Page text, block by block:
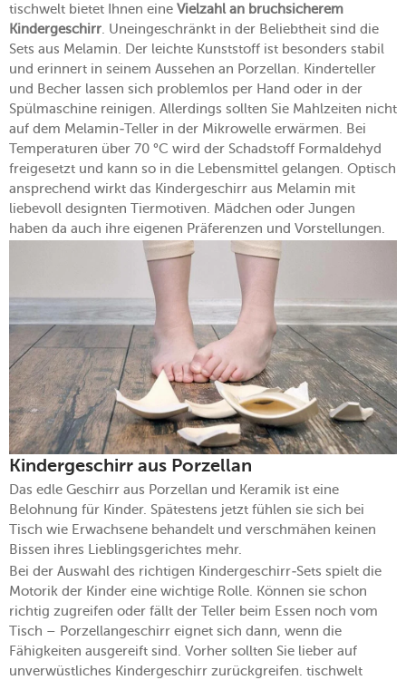
tischwelt bietet Ihnen eine Vielzahl an bruchsicherem
Kindergeschirr. Uneingeschränkt in der Beliebtheit sind die
Sets aus Melamin. Der leichte Kunststoff ist besonders stabil
und erinnert in seinem Aussehen an Porzellan. Kinderteller
und Becher lassen sich problemlos per Hand oder in der
Spülmaschine reinigen. Allerdings sollten Sie Mahlzeiten nicht
auf dem Melamin-Teller in der Mikrowelle erwärmen. Bei
Temperaturen über 70 °C wird der Schadstoff Formaldehyd
freigesetzt und kann so in die Lebensmittel gelangen. Optisch
ansprechend wirkt das Kindergeschirr aus Melamin mit
liebevoll designten Tiermotiven. Mädchen oder Jungen
haben da auch ihre eigenen Präferenzen und Vorstellungen.
Kindergeschirr aus Porzellan
Das edle Geschirr aus Porzellan und Keramik ist eine
Belohnung für Kinder. Spätestens jetzt fühlen sie sich bei
Tisch wie Erwachsene behandelt und verschmähen keinen
Bissen ihres Lieblingsgerichtes mehr.
Bei der Auswahl des richtigen Kindergeschirr-Sets spielt die
Motorik der Kinder eine wichtige Rolle. Können sie schon
richtig zugreifen oder fällt der Teller beim Essen noch vom
Tisch – Porzellangeschirr eignet sich dann, wenn die
Fähigkeiten ausgereift sind. Vorher sollten Sie lieber auf
unverwüstliches Kindergeschirr zurückgreifen. tischwelt